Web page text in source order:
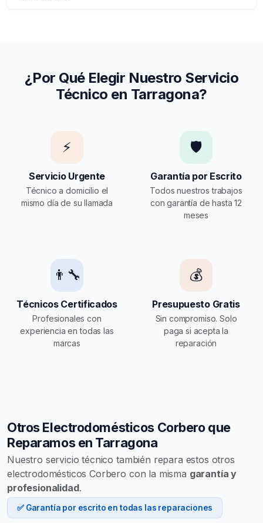
¿Por Qué Elegir Nuestro Servicio
Técnico en Tarragona?
⚡
Servicio Urgente
Técnico a domicilio el
mismo día de su llamada
🛡️
Garantía por Escrito
Todos nuestros trabajos
con garantía de hasta 12
meses
👨‍🔧
Técnicos Certificados
Profesionales con
experiencia en todas las
marcas
💰
Presupuesto Gratis
Sin compromiso. Solo
paga si acepta la
reparación
Otros Electrodomésticos Corbero que
Reparamos en Tarragona
Nuestro servicio técnico también repara estos otros
electrodomésticos Corbero con la misma garantía y
profesionalidad.
✅ Garantía por escrito en todas las reparaciones